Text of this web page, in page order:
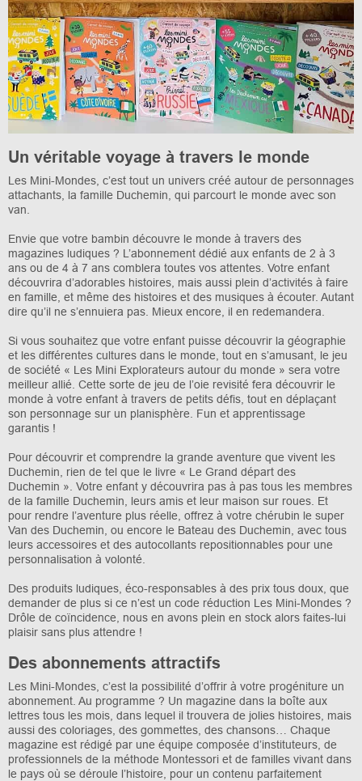
Un véritable voyage à travers le monde
Les Mini-Mondes, c’est tout un univers créé autour de personnages
attachants, la famille Duchemin, qui parcourt le monde avec son
van.
Envie que votre bambin découvre le monde à travers des
magazines ludiques ? L’abonnement dédié aux enfants de 2 à 3
ans ou de 4 à 7 ans comblera toutes vos attentes. Votre enfant
découvrira d’adorables histoires, mais aussi plein d’activités à faire
en famille, et même des histoires et des musiques à écouter. Autant
dire qu’il ne s’ennuiera pas. Mieux encore, il en redemandera.
Si vous souhaitez que votre enfant puisse découvrir la géographie
et les différentes cultures dans le monde, tout en s’amusant, le jeu
de société « Les Mini Explorateurs autour du monde » sera votre
meilleur allié. Cette sorte de jeu de l’oie revisité fera découvrir le
monde à votre enfant à travers de petits défis, tout en déplaçant
son personnage sur un planisphère. Fun et apprentissage
garantis !
Pour découvrir et comprendre la grande aventure que vivent les
Duchemin, rien de tel que le livre « Le Grand départ des
Duchemin ». Votre enfant y découvrira pas à pas tous les membres
de la famille Duchemin, leurs amis et leur maison sur roues. Et
pour rendre l’aventure plus réelle, offrez à votre chérubin le super
Van des Duchemin, ou encore le Bateau des Duchemin, avec tous
leurs accessoires et des autocollants repositionnables pour une
personnalisation à volonté.
Des produits ludiques, éco-responsables à des prix tous doux, que
demander de plus si ce n’est un code réduction Les Mini-Mondes ?
Drôle de coïncidence, nous en avons plein en stock alors faites-lui
plaisir sans plus attendre !
Des abonnements attractifs
Les Mini-Mondes, c’est la possibilité d’offrir à votre progéniture un
abonnement. Au programme ? Un magazine dans la boîte aux
lettres tous les mois, dans lequel il trouvera de jolies histoires, mais
aussi des coloriages, des gommettes, des chansons… Chaque
magazine est rédigé par une équipe composée d’instituteurs, de
professionnels de la méthode Montessori et de familles vivant dans
le pays où se déroule l’histoire, pour un contenu parfaitement